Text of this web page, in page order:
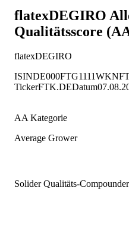
flatexDEGIRO
Qualitätsscore
flatexDEGIRO
ISINDE000FTG1111WKN
TickerFTK.DEDatum
AA Kategorie
Average Grower
Solider Qualitäts-